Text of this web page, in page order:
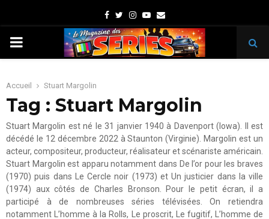
Facebook
TwitterInstagram
Youtube
Email
PRIMARY
Accueil Stuart Margolin
Tag : Stuart Margolin
Stuart Margolin est né le 31 janvier 1940 à Davenport (Iowa). Il est
décédé le 12 décembre 2022 à Staunton (Virginie). Margolin est un
acteur, compositeur, producteur, réalisateur et scénariste américain.
Stuart Margolin est apparu notamment dans De l’or pour les braves
(1970) puis dans Le Cercle noir (1973) et Un justicier dans la ville
(1974) aux côtés de Charles Bronson. Pour le petit écran, il a
participé à de nombreuses séries télévisées. On retiendra
notamment L’homme à la Rolls, Le proscrit, Le fugitif, L’homme de